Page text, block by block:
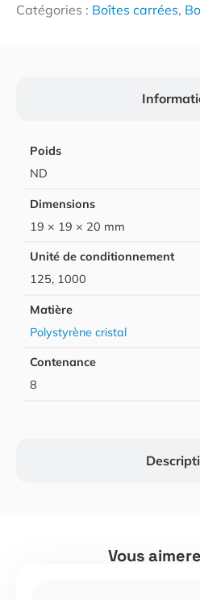
Catégories : Boîtes carrées,
Poids
ND
Dimensions
19 × 19 × 20 mm
Unité de conditionnement
125, 1000
Matière
Polystyrène cristal
Contenance
8
Vous